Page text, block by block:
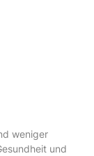
weniger
und